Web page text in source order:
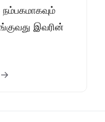
நம்பகமாகவும்
இவரின்
→